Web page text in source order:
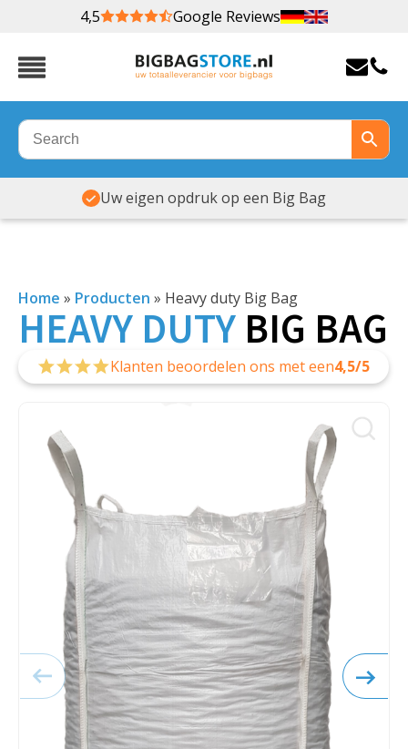
4,5 Google Reviews
Veel maten & soorten op voorraad
Home » Producten » Heavy duty Big Bag
HEAVY DUTY BIG BAG
Klanten beoordelen ons met een4,5/5